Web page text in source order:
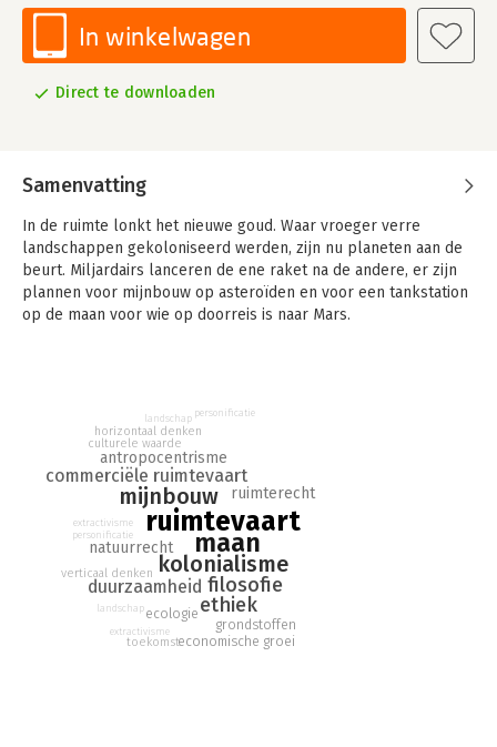
In winkelwagen
Direct te downloaden
Samenvatting
In de ruimte lonkt het nieuwe goud. Waar vroeger verre
landschappen gekoloniseerd werden, zijn nu planeten aan de
beurt. Miljardairs lanceren de ene raket na de andere, er zijn
plannen voor mijnbouw op asteroïden en voor een tankstation
op de maan voor wie op doorreis is naar Mars.
ruimtevaart
maan
kolonialisme
mijnbouw
filosofie
ethiek
duurzaamheid
commerciële ruimtevaart
natuurrecht
antropocentrisme
ruimterecht
ecologie
grondstoffen
economische groei
toekomst
verticaal denken
culturele waarde
horizontaal denken
extractivisme
landschap
personificatie
extractivisme
landschap personificatie